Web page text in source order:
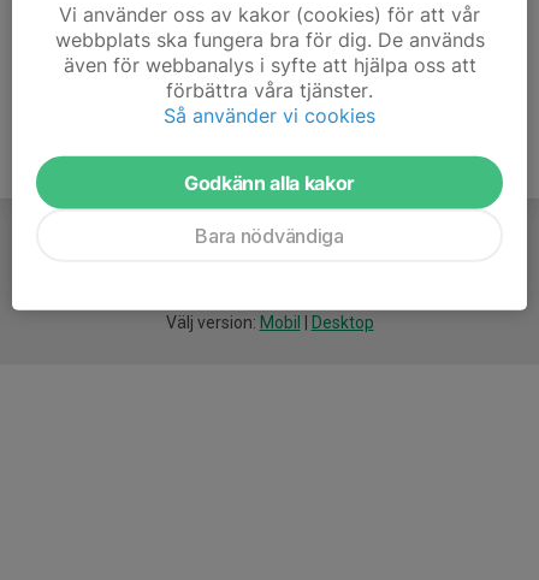
Välj version: Mobil Desktop
Vi använder oss av kakor (cookies) för att vår
webbplats ska fungera bra för dig. De används
även för webbanalys i syfte att hjälpa oss att
förbättra våra tjänster.
Så använder vi cookies
Godkänn alla kakor
Bara nödvändiga